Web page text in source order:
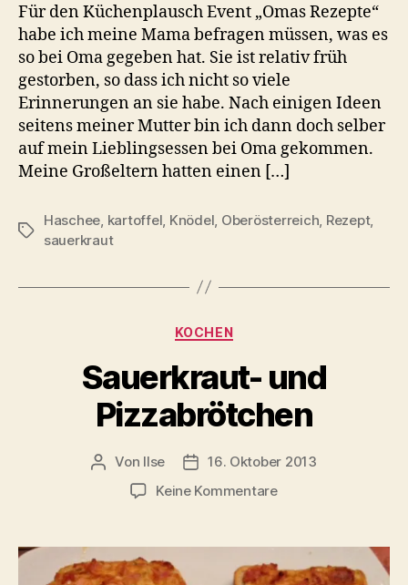
Für den Küchenplausch Event „Omas Rezepte“
habe ich meine Mama befragen müssen, was es
so bei Oma gegeben hat. Sie ist relativ früh
gestorben, so dass ich nicht so viele
Erinnerungen an sie habe. Nach einigen Ideen
seitens meiner Mutter bin ich dann doch selber
auf mein Lieblingsessen bei Oma gekommen.
Meine Großeltern hatten einen […]
Schlagwörter
Haschee, kartoffel, Knödel, Oberösterreich, Rezept,
sauerkraut
Kategorien
KOCHEN
Sauerkraut- und
Pizzabrötchen
Beitragsautor
Von Ilse Beitragsdatum
16. Oktober 2013
Keine Kommentarezu
Pizzabrötchen